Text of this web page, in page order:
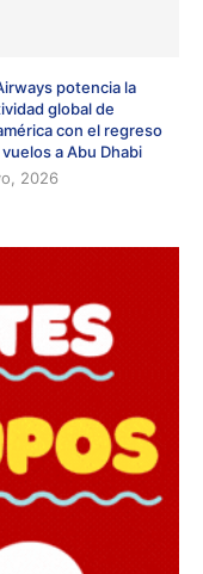
potencia la
global de
con el regreso
a Abu Dhabi
2026